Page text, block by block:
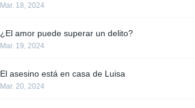
Mar. 18, 2024
¿El amor puede superar un delito?
Mar. 19, 2024
El asesino está en casa de Luisa
Mar. 20, 2024